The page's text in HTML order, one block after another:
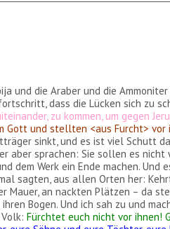
und die Araber und die
dass die Lücken sich zu
zu kommen, um gegen
Gott und stellten <aus Furcht> vor
sinkt, und es ist viel Schutt
aber sprachen: Sie sollen es
dem Werk ein Ende machen. Und
sagten, aus allen Orten her:
Mauer, an nackten Plätzen – da
Bogen. Und ich sah zu und
Fürchtet euch nicht vor ihnen!